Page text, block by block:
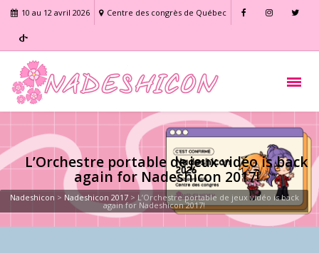
10 au 12 avril 2026 Centre des congrès de Québec
L’Orchestre portable de jeux vidéo is back
again for Nadeshicon 2017!
Nadeshicon > Nadeshicon 2017> L’Orchestre portable de jeux vidéo is back
again for Nadeshicon 2017!